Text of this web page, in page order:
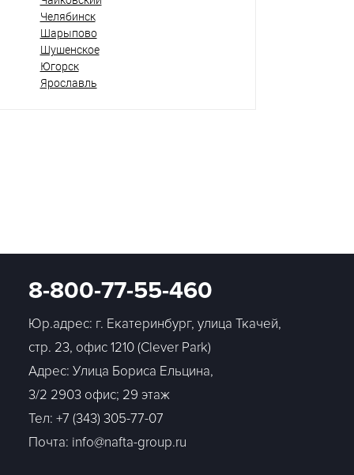
Челябинск
Шарыпово
Шушенское
Югорск
Ярославль
8-800-77-55-460
Юр.адрес: г. Екатеринбург, улица Ткачей,
стр. 23, офис 1210 (Clever Park)
Адрес: Улица Бориса Ельцина,
3/2 2903 офис; 29 этаж
Тел: +7 (343) 305-77-07
Почта: info@nafta-group.ru